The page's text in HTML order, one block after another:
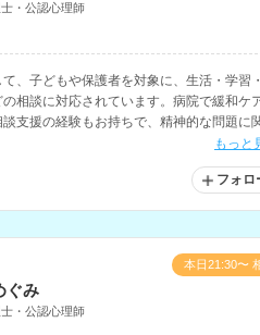
・公認心理師
、子どもや保護者を対象に、生活・学習
相談に対応されています。病院で緩和ケ
支援の経験もお持ちで、精神的な問題に
もっと
フォロ
ぐみ
・公認心理師
本日21:30〜